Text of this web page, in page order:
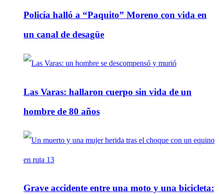
Policía halló a “Paquito” Moreno con vida en
un canal de desagüe
Las Varas: hallaron cuerpo sin vida de un
hombre de 80 años
Grave accidente entre una moto y una bicicleta: